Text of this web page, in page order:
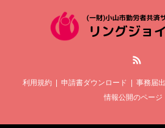
利用規約 申請書ダウンロード 事務届出
情報公開のページ